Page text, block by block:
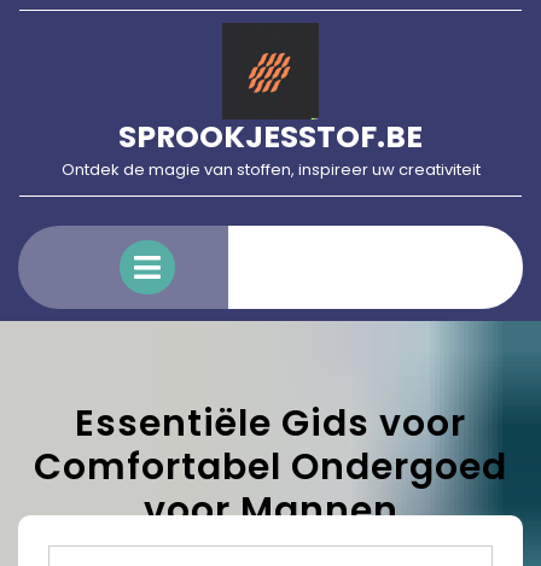
Skip
SPROOKJESSTOF.BE
Ontdek de magie van stoffen, inspireer uw creativiteit
Menu
Essentiële Gids voor
Comfortabel Ondergoed
voor Mannen